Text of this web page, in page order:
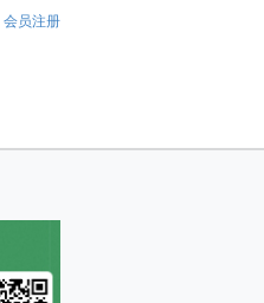
会员注册